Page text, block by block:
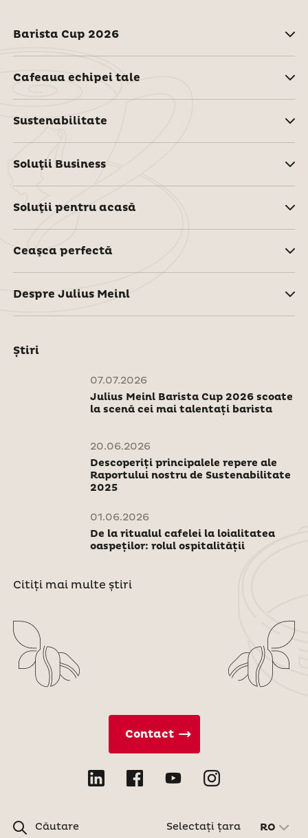
Barista Cup 2026
Cafeaua echipei tale
Sustenabilitate
Soluţii Business
Soluţii pentru acasă
Ceaşca perfectă
Despre Julius Meinl
Știri
07.07.2026
Julius Meinl Barista Cup 2026 scoate
la scenă cei mai talentați barista
20.06.2026
Descoperiți principalele repere ale
Raportului nostru de Sustenabilitate
2025
01.06.2026
De la ritualul cafelei la loialitatea
oaspeților: rolul ospitalității
Citiți mai multe știri
Căutare
Contact
Selectați țara RO